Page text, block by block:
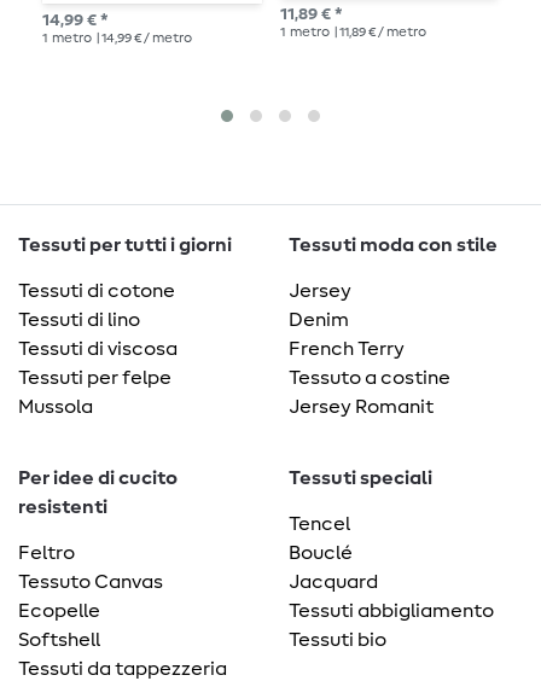
14,99 € *
1 metro | 14,99 € / metro
11,89 € *
1 metro | 11,89 € / metro
Tessuti per tutti i giorni
Tessuti di cotone
Tessuti di lino
Tessuti di viscosa
Tessuti per felpe
Mussola
Tessuti moda con stile
Jersey
Denim
French Terry
Tessuto a costine
Jersey Romanit
Per idee di cucito
resistenti
Feltro
Tessuto Canvas
Ecopelle
Softshell
Tessuti da tappezzeria
Tessuti speciali
Tencel
Bouclé
Jacquard
Tessuti abbigliamento
Tessuti bio